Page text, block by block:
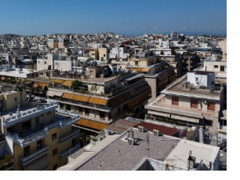
εισόδημα και